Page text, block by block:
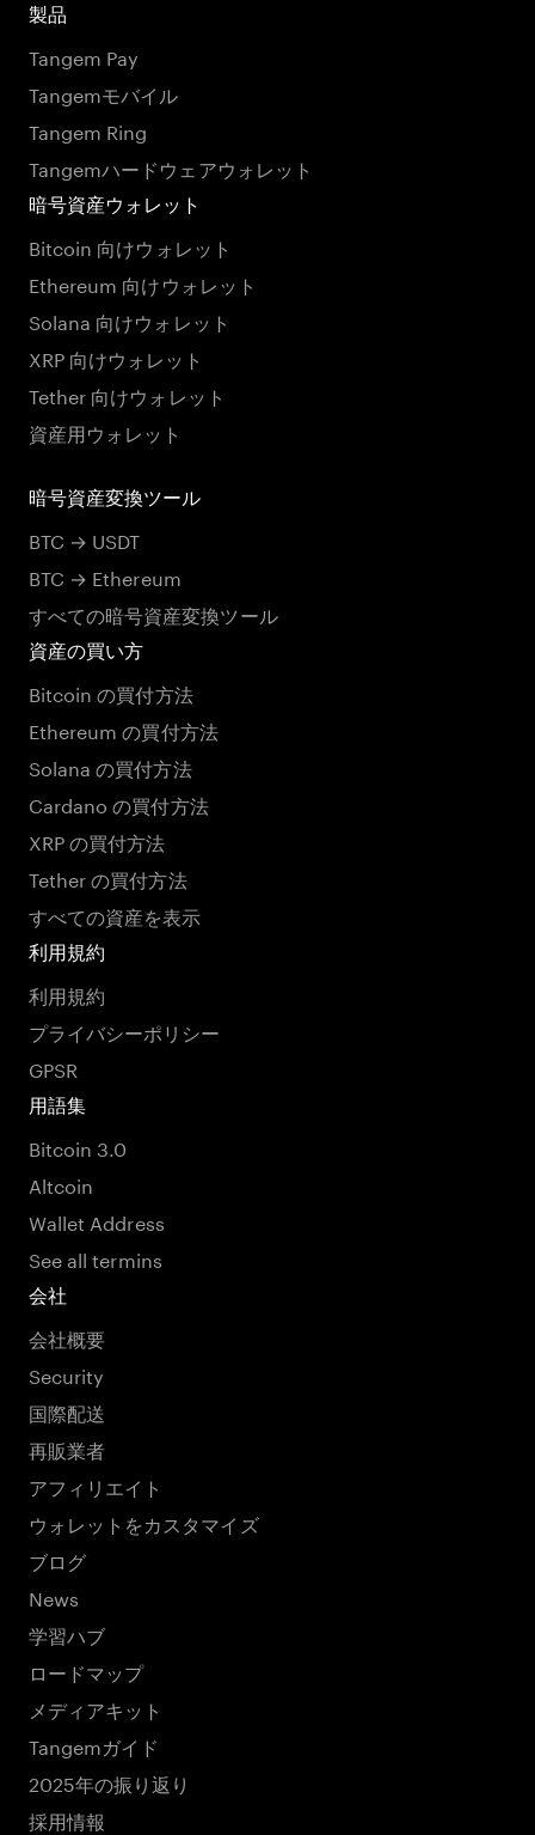
製品
Tangem Pay
Tangemモバイル
Tangem Ring
Tangemハードウェアウォレット
暗号資産ウォレット
Bitcoin 向けウォレット
Ethereum 向けウォレット
Solana 向けウォレット
XRP 向けウォレット
Tether 向けウォレット
資産用ウォレット
暗号資産変換ツール
BTC → USDT
BTC → Ethereum
すべての暗号資産変換ツール
資産の買い方
Bitcoin の買付方法
Ethereum の買付方法
Solana の買付方法
Cardano の買付方法
XRP の買付方法
Tether の買付方法
すべての資産を表示
利用規約
利用規約
プライバシーポリシー
GPSR
用語集
Bitcoin 3.0
Altcoin
Wallet Address
See all termins
会社
会社概要
Security
国際配送
再販業者
アフィリエイト
ウォレットをカスタマイズ
ブログ
News
学習ハブ
ロードマップ
メディアキット
Tangemガイド
2025年の振り返り
採用情報